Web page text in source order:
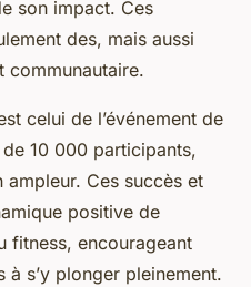
son impact. Ces
des, mais aussi
communautaire.
celui de l’événement de
10 000 participants,
ampleur. Ces succès et
positive de
fitness, encourageant
à s’y plonger pleinement.